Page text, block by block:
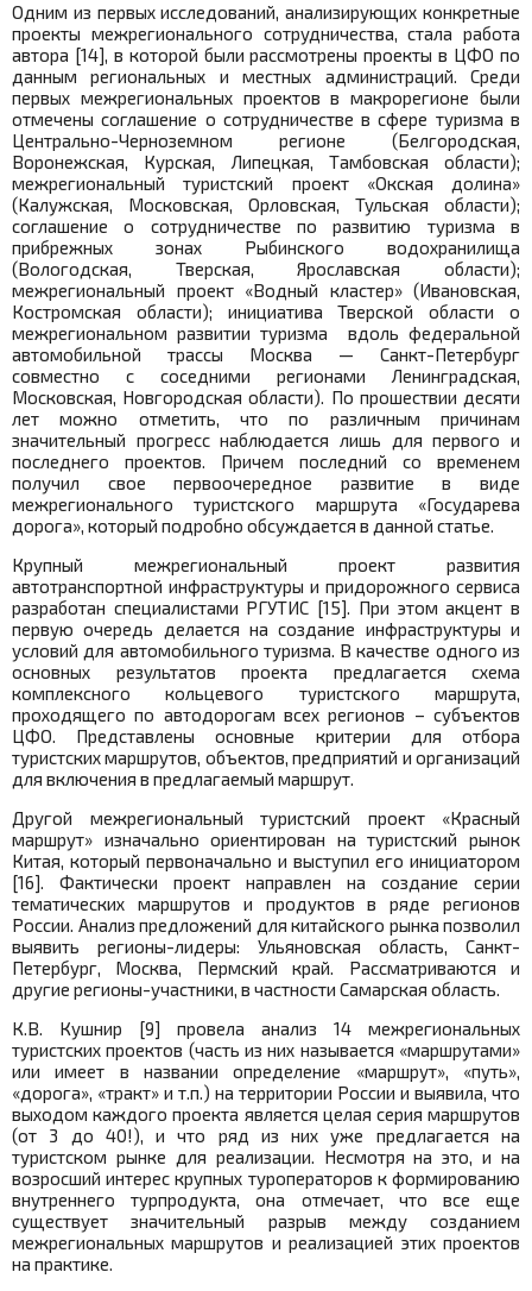
Одним из первых исследований, анализирующих конкретные
проекты межрегионального сотрудничества, стала работа
автора [14], в которой были рассмотрены проекты в ЦФО по
данным региональных и местных администраций. Среди
первых межрегиональных проектов в макрорегионе были
отмечены соглашение о сотрудничестве в сфере туризма в
Центрально-Черноземном регионе (Белгородская,
Воронежская, Курская, Липецкая, Тамбовская области);
межрегиональный туристский проект «Окская долина»
(Калужская, Московская, Орловская, Тульская области);
соглашение о сотрудничестве по развитию туризма в
прибрежных зонах Рыбинского водохранилища
(Вологодская, Тверская, Ярославская области);
межрегиональный проект «Водный кластер» (Ивановская,
Костромская области); инициатива Тверской области о
межрегиональном развитии туризма вдоль федеральной
автомобильной трассы Москва — Санкт-Петербург
совместно с соседними регионами Ленинградская,
Московская, Новгородская области). По прошествии десяти
лет можно отметить, что по различным причинам
значительный прогресс наблюдается лишь для первого и
последнего проектов. Причем последний со временем
получил свое первоочередное развитие в виде
межрегионального туристского маршрута «Государева
дорога», который подробно обсуждается в данной статье.
Крупный межрегиональный проект развития
автотранспортной инфраструктуры и придорожного сервиса
разработан специалистами РГУТИС [15]. При этом акцент в
первую очередь делается на создание инфраструктуры и
условий для автомобильного туризма. В качестве одного из
основных результатов проекта предлагается схема
комплексного кольцевого туристского маршрута,
проходящего по автодорогам всех регионов – субъектов
ЦФО. Представлены основные критерии для отбора
туристских маршрутов, объектов, предприятий и организаций
для включения в предлагаемый маршрут.
Другой межрегиональный туристский проект «Красный
маршрут» изначально ориентирован на туристский рынок
Китая, который первоначально и выступил его инициатором
[16]. Фактически проект направлен на создание серии
тематических маршрутов и продуктов в ряде регионов
России. Анализ предложений для китайского рынка позволил
выявить регионы-лидеры: Ульяновская область, Санкт-
Петербург, Москва, Пермский край. Рассматриваются и
другие регионы-участники, в частности Самарская область.
К.В. Кушнир [9] провела анализ 14 межрегиональных
туристских проектов (часть из них называется «маршрутами»
или имеет в названии определение «маршрут», «путь»,
«дорога», «тракт» и т.п.) на территории России и выявила, что
выходом каждого проекта является целая серия маршрутов
(от 3 до 40!), и что ряд из них уже предлагается на
туристском рынке для реализации. Несмотря на это, и на
возросший интерес крупных туроператоров к формированию
внутреннего турпродукта, она отмечает, что все еще
существует значительный разрыв между созданием
межрегиональных маршрутов и реализацией этих проектов
на практике.